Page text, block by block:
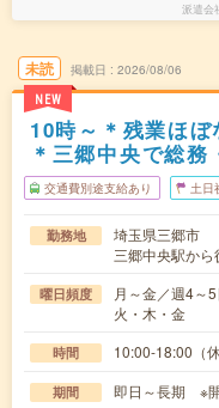
派遣会
未読
NEW
掲載日 2026/08/06
10時～＊残業ほ
＊三郷中央で総務
交通費別途支給あり 土日
勤務地
埼玉県三郷市
三郷中央駅か
曜日頻度
月～金／週4～
火・木・金
時間 10:00-18:00（
期間 即日～長期 ※